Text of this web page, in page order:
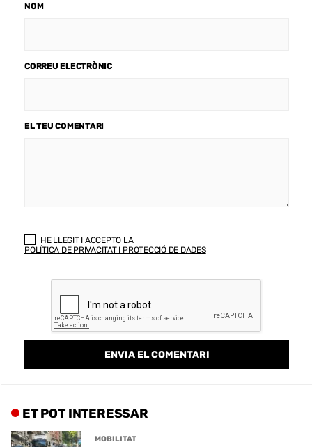
NOM
CORREU ELECTRÒNIC
EL TEU COMENTARI
HE LLEGIT I ACCEPTO LA
POLÍTICA DE PRIVACITAT I PROTECCIÓ DE DADES
ET POT INTERESSAR
MOBILITAT